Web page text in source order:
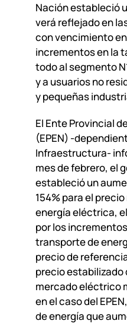
Nación estableció
verá reflejado en
con vencimiento
incrementos en la
todo al segmento
y a usuarios no
y pequeñas
El Ente Provincial
(EPEN) -
Infraestructura-
mes de febrero, el
estableció un
154% para el
energía eléctrica,
por los
transporte de
precio de
precio estabilizado
mercado eléctrico
en el caso del
de energía que